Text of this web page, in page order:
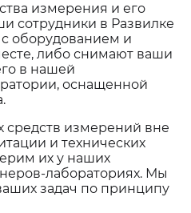
измерения и его
сотрудники в Развилке
оборудованием и
либо снимают ваши
в нашей
оснащенной
средств измерений вне
и технических
их у наших
лабораториях. Мы
задач по принципу